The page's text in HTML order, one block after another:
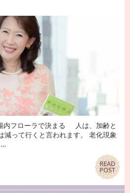
フローラで決まる 人は、加齢と
減って行くと言われます。 老化現象
READ
POST
READ
POST